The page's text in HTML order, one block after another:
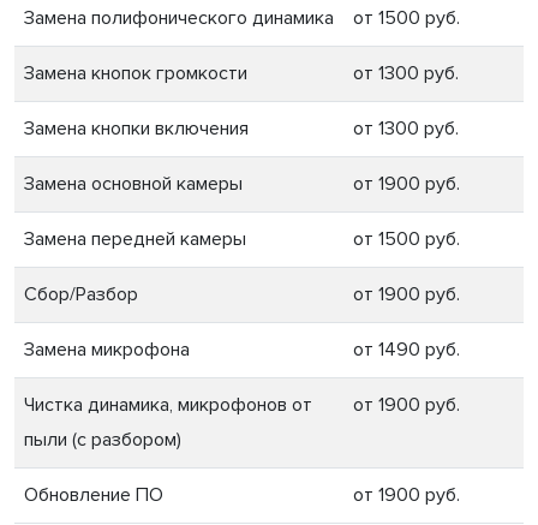
Замена полифонического динамика от 1500 руб.
Замена кнопок громкости от 1300 руб.
Замена кнопки включения от 1300 руб.
Замена основной камеры от 1900 руб.
Замена передней камеры от 1500 руб.
Сбор/Разбор от 1900 руб.
Замена микрофона от 1490 руб.
Чистка динамика, микрофонов от
пыли (с разбором)
от 1900 руб.
Обновление ПО от 1900 руб.